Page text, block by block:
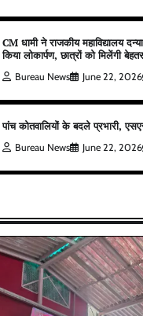
CM धामी ने राजकीय महाविद्यालय
किया लोकार्पण, छात्रों को मिलेंगी
Bureau News June 22, 2026
पांच कोतवालियों के बदले प्रभारी,
Bureau News June 22, 2026